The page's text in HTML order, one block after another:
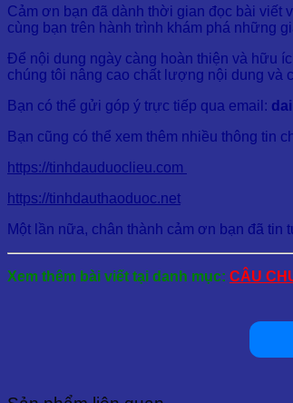
Cảm ơn bạn đã dành thời gian đọc bài viết
cùng bạn trên hành trình khám phá những
Để nội dung ngày càng hoàn thiện và hữu
chúng tôi nâng cao chất lượng nội dung và
Bạn có thể gửi góp ý trực tiếp qua email:
Bạn cũng có thể xem thêm nhiều thông tin
https://tinhdauduoclieu.com
https://tinhdauthaoduoc.net
Một lần nữa, chân thành cảm ơn bạn đã
Xem thêm bài viết tại danh mục: CÂU